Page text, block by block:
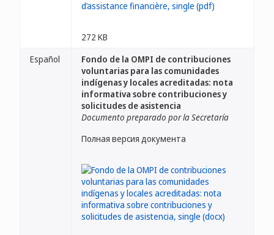
272 KB
Español
Fondo de la OMPI de contribuciones
voluntarias para las comunidades
indígenas y locales acreditadas: nota
informativa sobre contribuciones y
solicitudes de asistencia
Documento preparado por la Secretaría
Полная версия документа